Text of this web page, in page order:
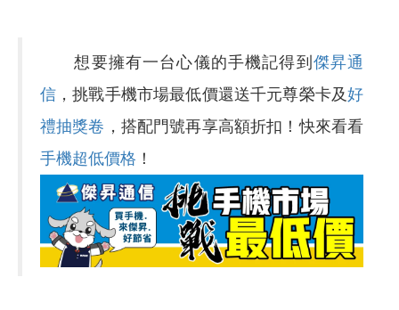
想要擁有一台心儀的手機記得到 傑昇通
信 ，挑戰手機市場最低價還送千元尊榮卡及好
禮抽獎卷 ，搭配門號再享高額折扣！快來看看
手機超低價格 ！